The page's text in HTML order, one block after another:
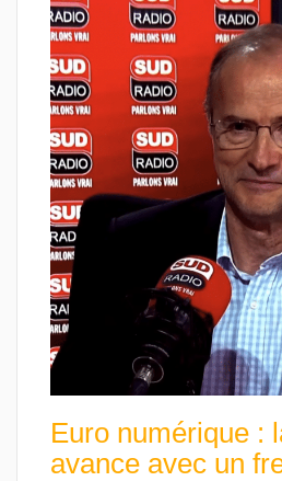
Euro numérique :
avance avec un